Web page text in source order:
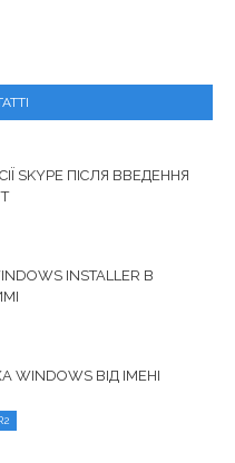
SKYPE ПІСЛЯ ВВЕДЕННЯ
INSTALLER В
ВІД ІМЕНІ